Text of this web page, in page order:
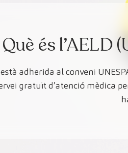
Centres Aragó
Què és l’AELD
adherida al conveni
gratuït d’atenció mèdica